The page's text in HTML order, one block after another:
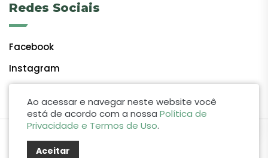
Redes Sociais
Facebook
Instagram
Ao acessar e navegar neste website você
está de acordo com a nossa Política de
Privacidade e Termos de Uso.
Aceitar